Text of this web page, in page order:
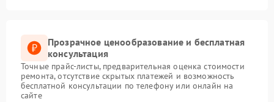
Прозрачное ценообразование и бесплатная
консультация
Точные прайс-листы, предварительная оценка стоимости
ремонта, отсутствие скрытых платежей и возможность
бесплатной консультации по телефону или онлайн на
сайте